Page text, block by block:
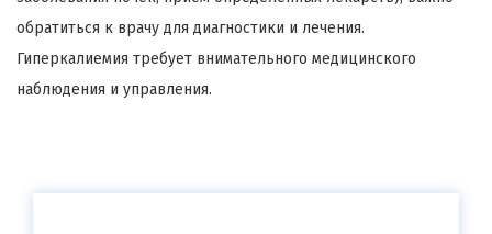
обратиться к врачу для диагностики и лечения.
Гиперкалиемия требует внимательного медицинского
наблюдения и управления.